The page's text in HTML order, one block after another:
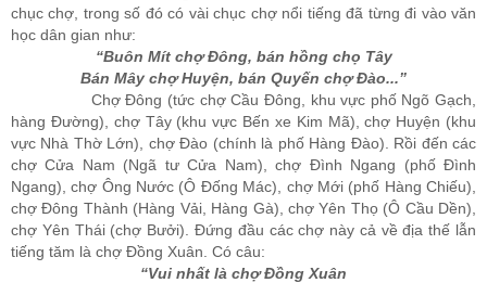
chục chợ, trong số đó có vài chục chợ nổi tiếng đã từng đi vào văn
học dân gian như:
“Buôn Mít chợ Đông, bán hồng chọ Tây
Bán Mây chợ Huyện, bán Quyến chợ Đào...”
Chợ Đông (tức chợ Cầu Đông, khu vực phố Ngõ Gạch,
hàng Đường), chợ Tây (khu vực Bến xe Kim Mã), chợ Huyện (khu
vực Nhà Thờ Lớn), chợ Đào (chính là phố Hàng Đào). Rồi đến các
chợ Cửa Nam (Ngã tư Cửa Nam), chợ Đình Ngang (phố Đình
Ngang), chợ Ông Nước (Ô Đống Mác), chợ Mới (phố Hàng Chiếu),
chợ Đông Thành (Hàng Vải, Hàng Gà), chợ Yên Thọ (Ô Cầu Dền),
chợ Yên Thái (chợ Bưởi). Đứng đầu các chợ này cả về địa thế lẫn
tiếng tăm là chợ Đồng Xuân. Có câu:
“Vui nhất là chợ Đồng Xuân